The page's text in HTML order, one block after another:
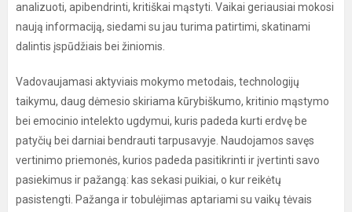
analizuoti, apibendrinti, kritiškai mąstyti. Vaikai geriausiai mokosi
naują informaciją, siedami su jau turima patirtimi, skatinami
dalintis įspūdžiais bei žiniomis.
Vadovaujamasi aktyviais mokymo metodais, technologijų
taikymu, daug dėmesio skiriama kūrybiškumo, kritinio mąstymo
bei emocinio intelekto ugdymui, kuris padeda kurti erdvę be
patyčių bei darniai bendrauti tarpusavyje. Naudojamos savęs
vertinimo priemonės, kurios padeda pasitikrinti ir įvertinti savo
pasiekimus ir pažangą: kas sekasi puikiai, o kur reikėtų
pasistengti. Pažanga ir tobulėjimas aptariami su vaikų tėvais